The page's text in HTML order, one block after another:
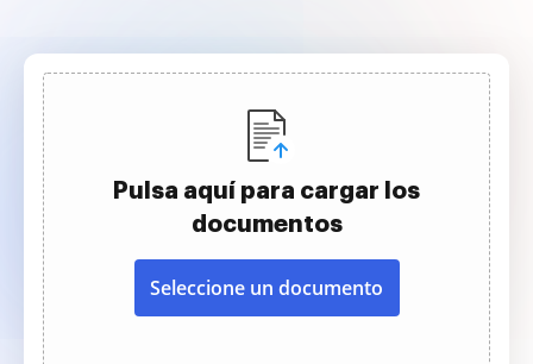
Pulsa aquí para cargar los
documentos
Seleccione un documento